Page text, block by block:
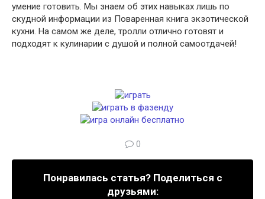
умение готовить. Мы знаем об этих навыках лишь по
скудной информации из Поваренная книга экзотической
кухни. На самом же деле, тролли отлично готовят и
подходят к кулинарии с душой и полной самоотдачей!
0
Понравилась статья? Поделиться с
друзьями: